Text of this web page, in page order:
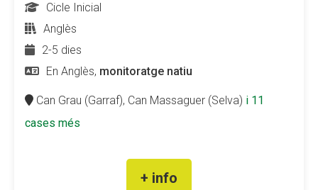
Cicle Inicial
Anglès
2-5 dies
En Anglès, monitoratge natiu
Can Grau (Garraf), Can Massaguer (Selva) i 11
cases més
+ info